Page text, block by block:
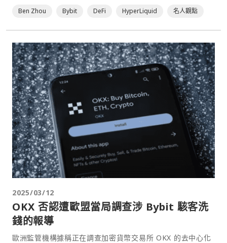
Ben Zhou Bybit DeFi HyperLiquid 名人觀點
2025/03/12
OKX 否認遭歐盟當局調查涉 Bybit 駭客洗
錢的報導
歐洲監管機構據稱正在調查加密貨幣交易所 OKX 的去中心化